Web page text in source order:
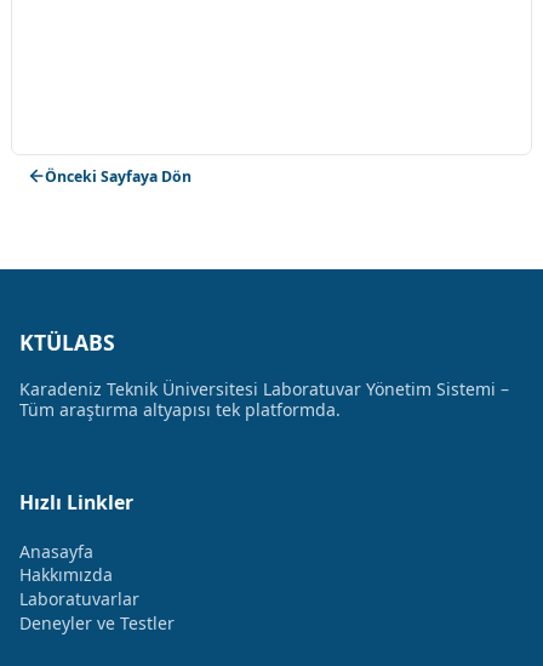
Önceki Sayfaya Dön
KTÜLABS
Karadeniz Teknik Üniversitesi Laboratuvar Yönetim Sistemi –
Tüm araştırma altyapısı tek platformda.
Hızlı Linkler
Anasayfa
Hakkımızda
Laboratuvarlar
Deneyler ve Testler